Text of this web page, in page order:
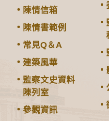
陳情信箱
陳情書範例
常見Q＆A
建築風華
監察文史資料
陳列室
參觀資訊